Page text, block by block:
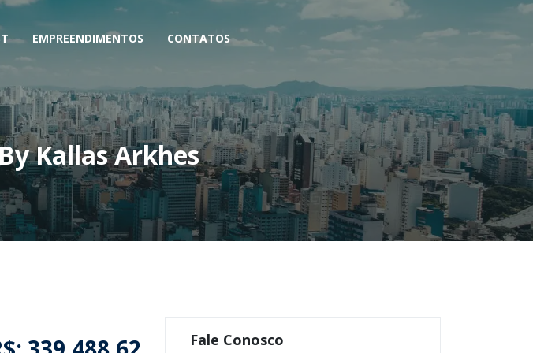
EMPREENDIMENTOS CONTATOS
Kallas Arkhes
Fale Conosco